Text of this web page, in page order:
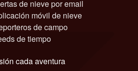
de nieve por email
móvil de nieve
de campo
de tiempo
cada aventura